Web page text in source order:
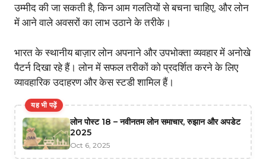
उम्मीद की जा सकती है, किन आम गलतियों से बचना चाहिए, और लोन
में आने वाले अवसरों का लाभ उठाने के तरीके।
भारत के स्थानीय बाज़ार लोन अपनाने और उपभोक्ता व्यवहार में अनोखे
पैटर्न दिखा रहे हैं। लोन में सफल तरीकों को प्रदर्शित करने के लिए
व्यावहारिक उदाहरण और केस स्टडी शामिल हैं।
यह भी पढ़ें
लोन पोस्ट 18 – नवीनतम लोन समाचार, रुझान और अपडेट
2025
Oct 6, 2025